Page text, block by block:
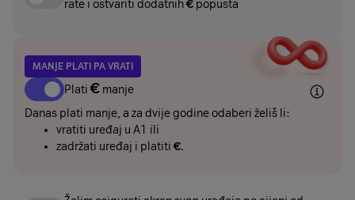
rate i ostvariti dodatnih€ popusta
MANJE PLATI PA VRATI
Plati€ manje
Danas plati manje, a za dvije godine odaberi želiš li:
vratiti uređaj u A1 ili
zadržati uređaj i platiti €.